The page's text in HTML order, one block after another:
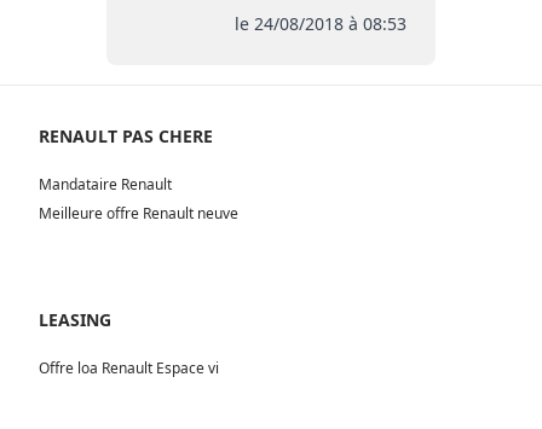
le 24/08/2018 à 08:53
RENAULT PAS CHERE
Mandataire Renault
Meilleure offre Renault neuve
LEASING
Offre loa Renault Espace vi